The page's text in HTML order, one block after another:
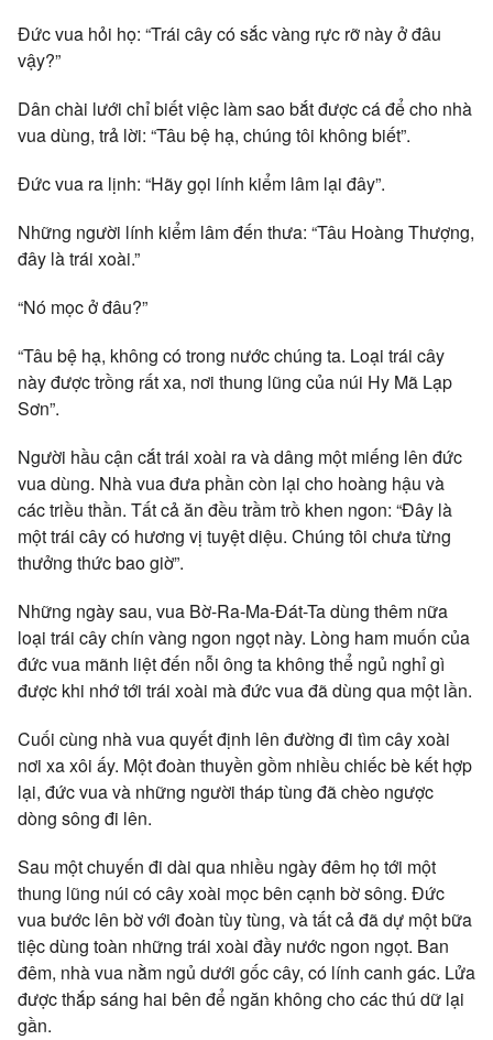
Ðức vua hỏi họ: “Trái cây có sắc vàng rực rỡ này ở đâu
vậy?”
Dân chài lưới chỉ biết việc làm sao bắt được cá để cho nhà
vua dùng, trả lời: “Tâu bệ hạ, chúng tôi không biết”.
Ðức vua ra lịnh: “Hãy gọi lính kiểm lâm lại đây”.
Những người lính kiểm lâm đến thưa: “Tâu Hoàng Thượng,
đây là trái xoài.”
“Nó mọc ở đâu?”
“Tâu bệ hạ, không có trong nước chúng ta. Loại trái cây
này được trồng rất xa, nơi thung lũng của núi Hy Mã Lạp
Sơn”.
Người hầu cận cắt trái xoài ra và dâng một miếng lên đức
vua dùng. Nhà vua đưa phần còn lại cho hoàng hậu và
các triều thần. Tất cả ăn đều trầm trồ khen ngon: “Ðây là
một trái cây có hương vị tuyệt diệu. Chúng tôi chưa từng
thưởng thức bao giờ”.
Những ngày sau, vua Bờ-Ra-Ma-Ðát-Ta dùng thêm nữa
loại trái cây chín vàng ngon ngọt này. Lòng ham muốn của
đức vua mãnh liệt đến nỗi ông ta không thể ngủ nghỉ gì
được khi nhớ tới trái xoài mà đức vua đã dùng qua một lần.
Cuối cùng nhà vua quyết định lên đường đi tìm cây xoài
nơi xa xôi ấy. Một đoàn thuyền gồm nhiều chiếc bè kết hợp
lại, đức vua và những người tháp tùng đã chèo ngược
dòng sông đi lên.
Sau một chuyến đi dài qua nhiều ngày đêm họ tới một
thung lũng núi có cây xoài mọc bên cạnh bờ sông. Ðức
vua bước lên bờ với đoàn tùy tùng, và tất cả đã dự một bữa
tiệc dùng toàn những trái xoài đầy nước ngon ngọt. Ban
đêm, nhà vua nằm ngủ dưới gốc cây, có lính canh gác. Lửa
được thắp sáng hai bên để ngăn không cho các thú dữ lại
gần.